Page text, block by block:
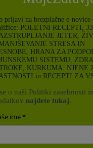
prijavi na brezplačne e-novice
POLETNI RECEPTI,
JETER,
STRESA IN
HRANA ZA
SISTEMU,
KURKUMA: NJENE
in RECEPTI ZA
o naši Politiki zasebnosti
najdete tukaj.
ime